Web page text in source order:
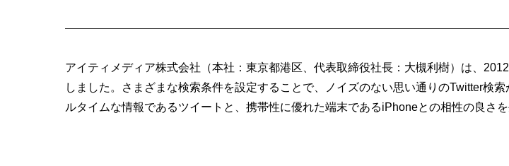
アイティメディア株式会社（本社：東京都港区、代表取締役社長：大槻利樹）は、
しました。さまざまな検索条件を設定することで、ノイズのない思い通りのTwitter検
ルタイムな情報であるツイートと、携帯性に優れた端末であるiPhoneとの相性の良さ